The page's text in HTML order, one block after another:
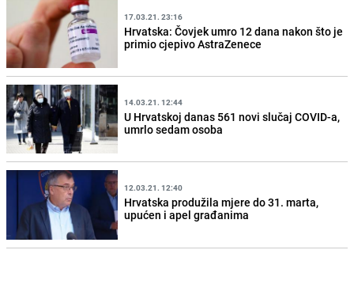
17.03.21. 23:16
Hrvatska: Čovjek umro 12 dana nakon što je
primio cjepivo AstraZenece
14.03.21. 12:44
U Hrvatskoj danas 561 novi slučaj COVID-a,
umrlo sedam osoba
12.03.21. 12:40
Hrvatska produžila mjere do 31. marta,
upućen i apel građanima